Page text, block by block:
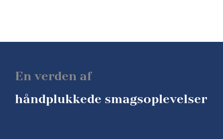
En verden af
håndplukkede smagsoplevelser